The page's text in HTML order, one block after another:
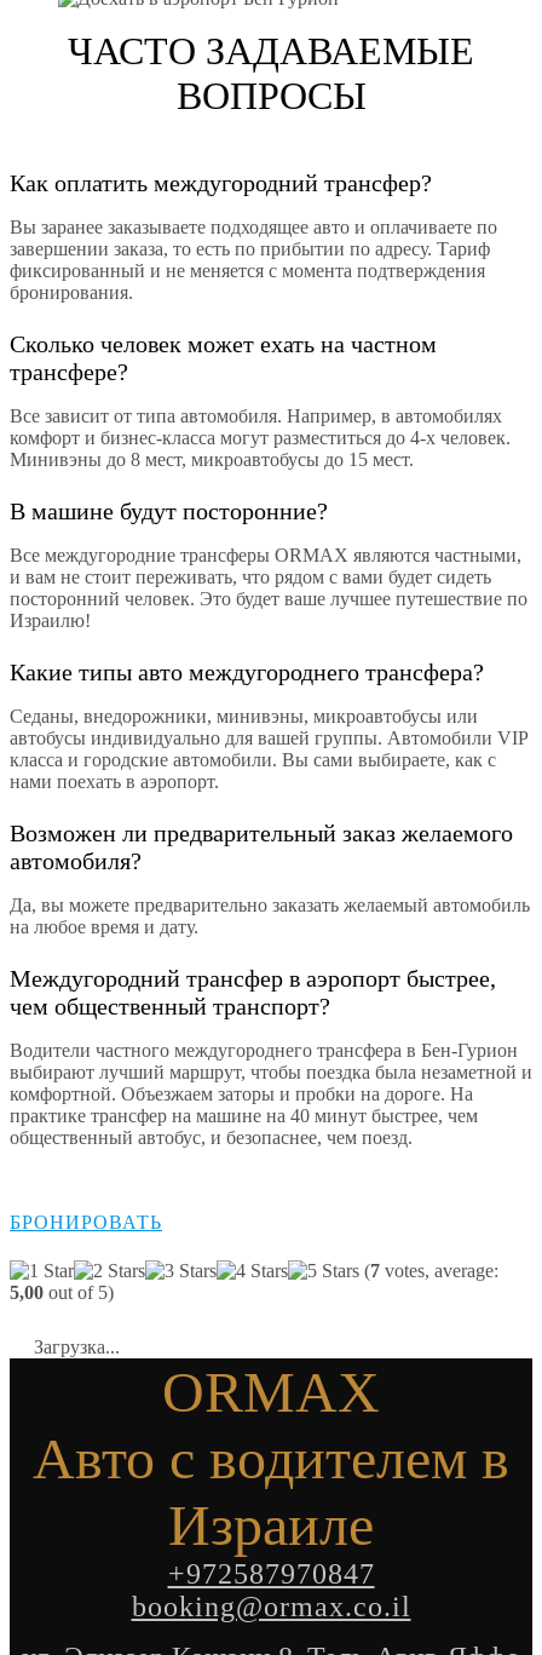
ЧАСТО ЗАДАВАЕМЫЕ
ВОПРОСЫ
Как оплатить междугородний трансфер?
Вы заранее заказываете подходящее авто и оплачиваете по
завершении заказа, то есть по прибытии по адресу. Тариф
фиксированный и не меняется с момента подтверждения
бронирования.
Сколько человек может ехать на частном
трансфере?
Все зависит от типа автомобиля. Например, в автомобилях
комфорт и бизнес-класса могут разместиться до 4-х человек.
Минивэны до 8 мест, микроавтобусы до 15 мест.
В машине будут посторонние?
Все междугородние трансферы ORMAX являются частными,
и вам не стоит переживать, что рядом с вами будет сидеть
посторонний человек. Это будет ваше лучшее путешествие по
Израилю!
Какие типы авто междугороднего трансфера?
Седаны, внедорожники, минивэны, микроавтобусы или
автобусы индивидуально для вашей группы. Автомобили VIP
класса и городские автомобили. Вы сами выбираете, как с
нами поехать в аэропорт.
Возможен ли предварительный заказ желаемого
автомобиля?
Да, вы можете предварительно заказать желаемый автомобиль
на любое время и дату.
Междугородний трансфер в аэропорт быстрее,
чем общественный транспорт?
Водители частного междугороднего трансфера в Бен-Гурион
выбирают лучший маршрут, чтобы поездка была незаметной и
комфортной. Объезжаем заторы и пробки на дороге. На
практике трансфер на машине на 40 минут быстрее, чем
общественный автобус, и безопаснее, чем поезд.
БРОНИРОВАТЬ
(7 votes, average:
5,00 out of 5)
Загрузка...
ORMAX
Авто с водителем в
Израиле
+972587970847
booking@ormax.co.il